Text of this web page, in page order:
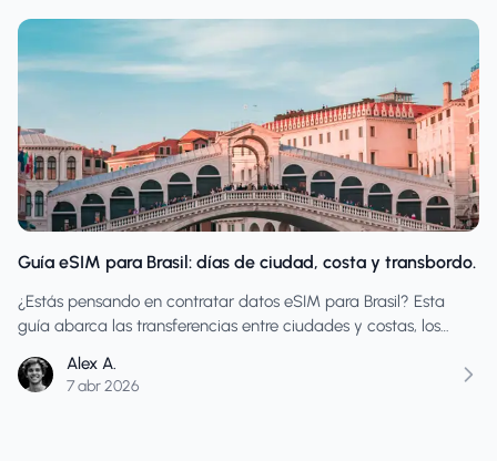
Guía eSIM para Brasil: días de ciudad, costa y transbordo.
¿Estás pensando en contratar datos eSIM para Brasil? Esta
guía abarca las transferencias entre ciudades y costas, los
del plan para los días de aeropuerto y los periodos de mayor
consumo.
Alex A.
7 abr 2026